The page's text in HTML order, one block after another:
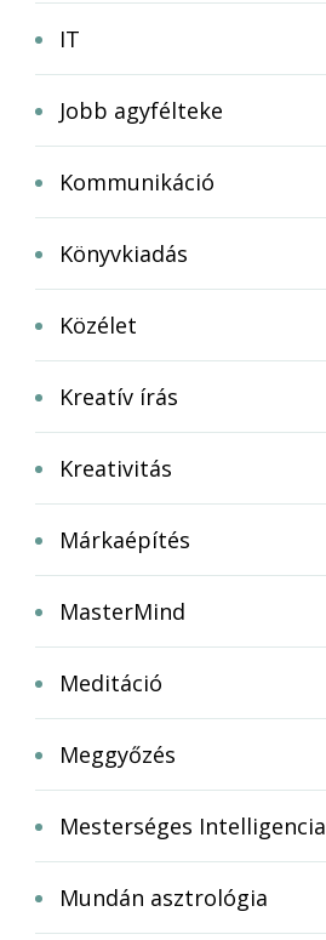
IT
Jobb agyfélteke
Kommunikáció
Könyvkiadás
Közélet
Kreatív írás
Kreativitás
Márkaépítés
MasterMind
Meditáció
Meggyőzés
Mesterséges Intelligencia
Mundán asztrológia